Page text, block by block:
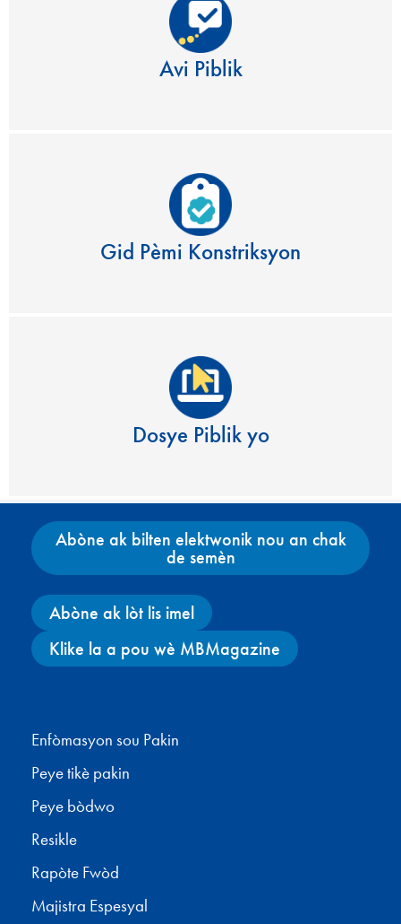
Avi Piblik
Gid Pèmi Konstriksyon
Dosye Piblik yo
Abòne ak bilten elektwonik nou an chak
de semèn
Abòne ak lòt lis imel
Klike la a pou wè MBMagazine
Enfòmasyon sou Pakin
Peye tikè pakin
Peye bòdwo
Resikle
Rapòte Fwòd
Majistra Espesyal